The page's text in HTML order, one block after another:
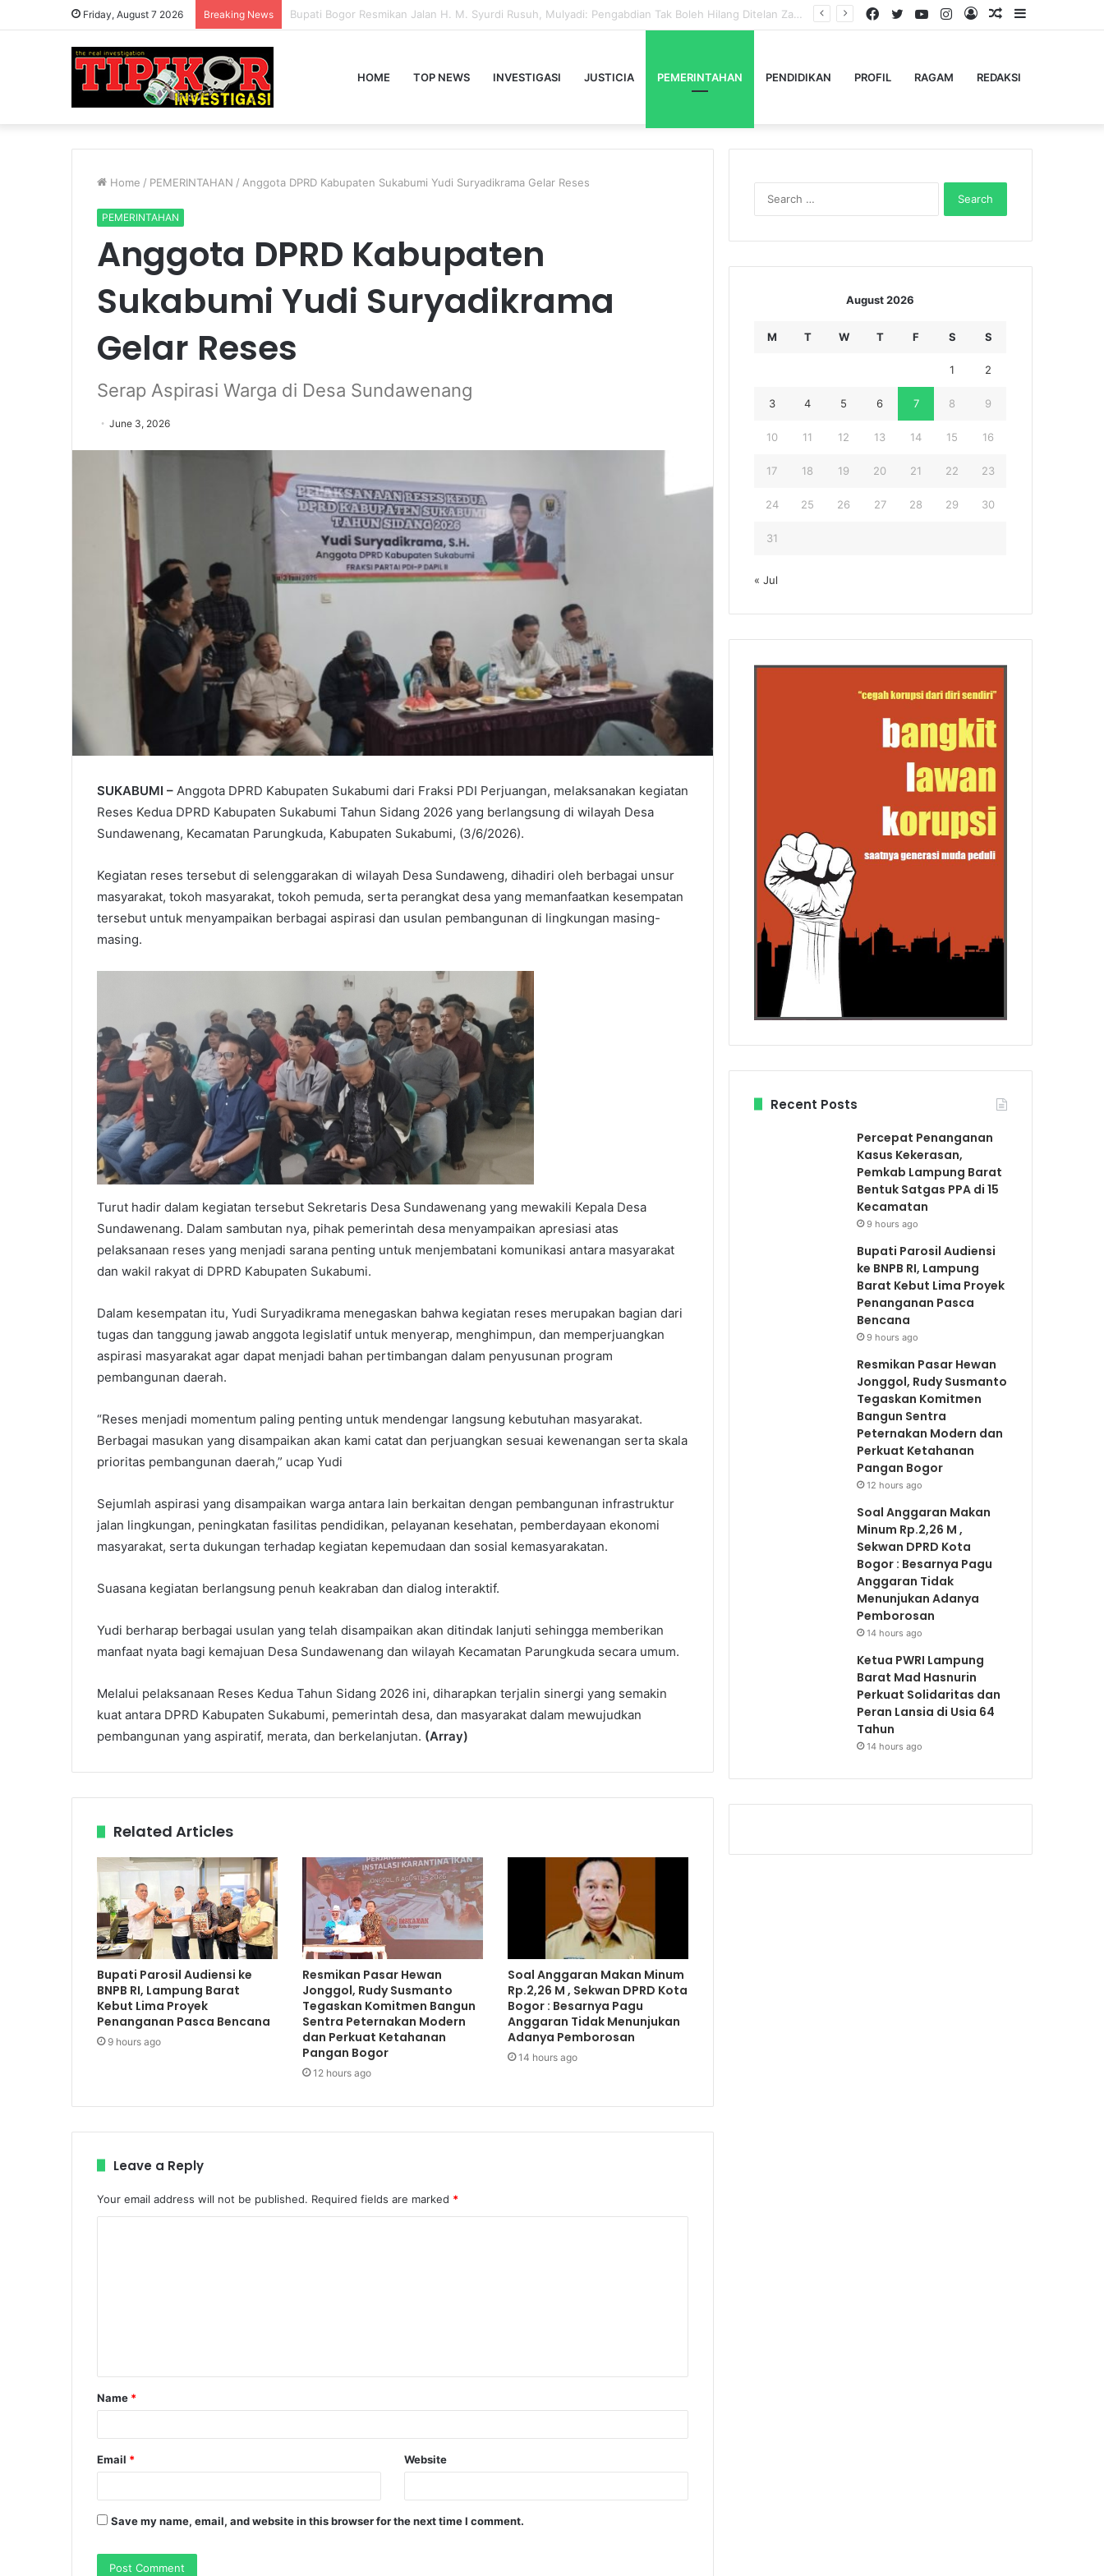
Friday, August 7 2026 Breaking News Percepat Penanganan Kasus Kekerasan, Pemkab Lampung Barat Bentuk Satgas PPA di 15 Kecamatan Sidebar
Random
Log
Instagram
YouTube
Twitter
Facebook
HOME TOP NEWS INVESTIGASI JUSTICIA PEMERINTAHAN PENDIDIKAN PROFIL RAGAM REDAKSI
Home / PEMERINTAHAN / Anggota DPRD Kabupaten Sukabumi Yudi Suryadikrama Gelar Reses
PEMERINTAHAN
Anggota DPRD Kabupaten
Sukabumi Yudi Suryadikrama
Gelar Reses
Serap Aspirasi Warga di Desa Sundawenang
June 3, 2026
SUKABUMI – Anggota DPRD Kabupaten Sukabumi dari Fraksi PDI Perjuangan, melaksanakan kegiatan
Reses Kedua DPRD Kabupaten Sukabumi Tahun Sidang 2026 yang berlangsung di wilayah Desa
Sundawenang, Kecamatan Parungkuda, Kabupaten Sukabumi, (3/6/2026).
Kegiatan reses tersebut di selenggarakan di wilayah Desa Sundaweng, dihadiri oleh berbagai unsur
masyarakat, tokoh masyarakat, tokoh pemuda, serta perangkat desa yang memanfaatkan kesempatan
tersebut untuk menyampaikan berbagai aspirasi dan usulan pembangunan di lingkungan masing-
masing.
Turut hadir dalam kegiatan tersebut Sekretaris Desa Sundawenang yang mewakili Kepala Desa
Sundawenang. Dalam sambutan nya, pihak pemerintah desa menyampaikan apresiasi atas
pelaksanaan reses yang menjadi sarana penting untuk menjembatani komunikasi antara masyarakat
dan wakil rakyat di DPRD Kabupaten Sukabumi.
Dalam kesempatan itu, Yudi Suryadikrama menegaskan bahwa kegiatan reses merupakan bagian dari
tugas dan tanggung jawab anggota legislatif untuk menyerap, menghimpun, dan memperjuangkan
aspirasi masyarakat agar dapat menjadi bahan pertimbangan dalam penyusunan program
pembangunan daerah.
“Reses menjadi momentum paling penting untuk mendengar langsung kebutuhan masyarakat.
Berbagai masukan yang disampaikan akan kami catat dan perjuangkan sesuai kewenangan serta skala
prioritas pembangunan daerah,” ucap Yudi
Sejumlah aspirasi yang disampaikan warga antara lain berkaitan dengan pembangunan infrastruktur
jalan lingkungan, peningkatan fasilitas pendidikan, pelayanan kesehatan, pemberdayaan ekonomi
masyarakat, serta dukungan terhadap kegiatan kepemudaan dan sosial kemasyarakatan.
Suasana kegiatan berlangsung penuh keakraban dan dialog interaktif.
Yudi berharap berbagai usulan yang telah disampaikan akan ditindak lanjuti sehingga memberikan
manfaat nyata bagi kemajuan Desa Sundawenang dan wilayah Kecamatan Parungkuda secara umum.
Melalui pelaksanaan Reses Kedua Tahun Sidang 2026 ini, diharapkan terjalin sinergi yang semakin
kuat antara DPRD Kabupaten Sukabumi, pemerintah desa, dan masyarakat dalam mewujudkan
pembangunan yang aspiratif, merata, dan berkelanjutan. (Array)
Related Articles
Bupati Parosil Audiensi ke
BNPB RI, Lampung Barat
Kebut Lima Proyek
Penanganan Pasca Bencana
9 hours ago
Resmikan Pasar Hewan
Jonggol, Rudy Susmanto
Tegaskan Komitmen Bangun
Sentra Peternakan Modern
dan Perkuat Ketahanan
Pangan Bogor
12 hours ago
Soal Anggaran Makan Minum
Rp.2,26 M , Sekwan DPRD Kota
Bogor : Besarnya Pagu
Anggaran Tidak Menunjukan
Adanya Pemborosan
14 hours ago
Leave a Reply
Your email address will not be published. Required fields are marked *
t
*
Name *
Email * Website
Save my name, email, and website in this browser for the next time I comment.
August 2026
M T W T F S S
1 2
3 4 5 6 7 8 9
10 11 12 13 14 15 16
17 18 19 20 21 22 23
24 25 26 27 28 29 30
31
« Jul
Recent Posts
Percepat Penanganan
Kasus Kekerasan,
Pemkab Lampung Barat
Bentuk Satgas PPA di 15
Kecamatan
9 hours ago
Bupati Parosil Audiensi
ke BNPB RI, Lampung
Barat Kebut Lima Proyek
Penanganan Pasca
Bencana
9 hours ago
Resmikan Pasar Hewan
Jonggol, Rudy Susmanto
Tegaskan Komitmen
Bangun Sentra
Peternakan Modern dan
Perkuat Ketahanan
Pangan Bogor
12 hours ago
Soal Anggaran Makan
Minum Rp.2,26 M ,
Sekwan DPRD Kota
Bogor : Besarnya Pagu
Anggaran Tidak
Menunjukan Adanya
Pemborosan
14 hours ago
Ketua PWRI Lampung
Barat Mad Hasnurin
Perkuat Solidaritas dan
Peran Lansia di Usia 64
Tahun
14 hours ago